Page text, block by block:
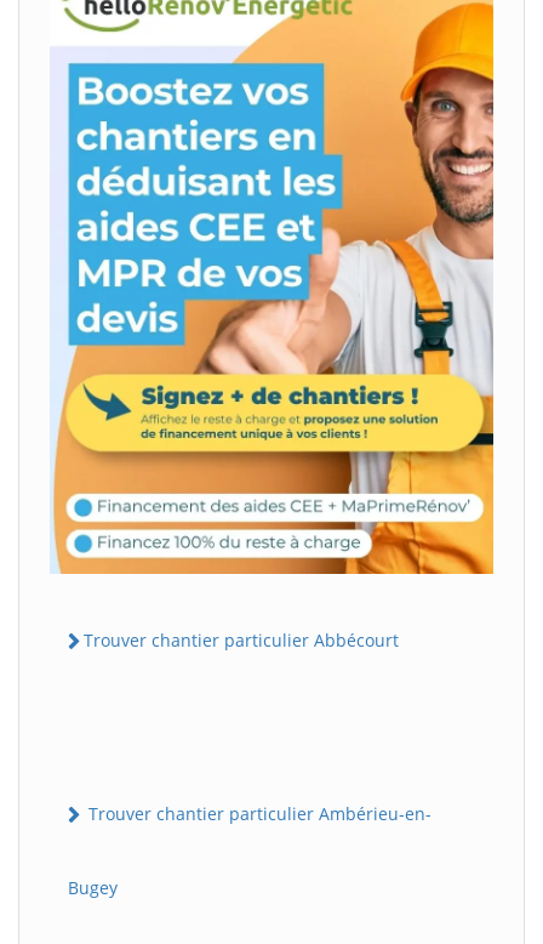
Trouver chantier particulier Abbécourt
Trouver chantier particulier Ambérieu-en-
Bugey